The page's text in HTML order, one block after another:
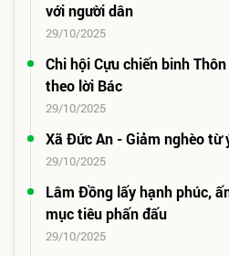
với người dân
29/10/2025
Chi hội Cựu chiến binh
theo lời Bác
29/10/2025
Xã Đức An - Giảm nghèo từ
29/10/2025
Lâm Đồng lấy hạnh phúc,
mục tiêu phấn đấu
29/10/2025